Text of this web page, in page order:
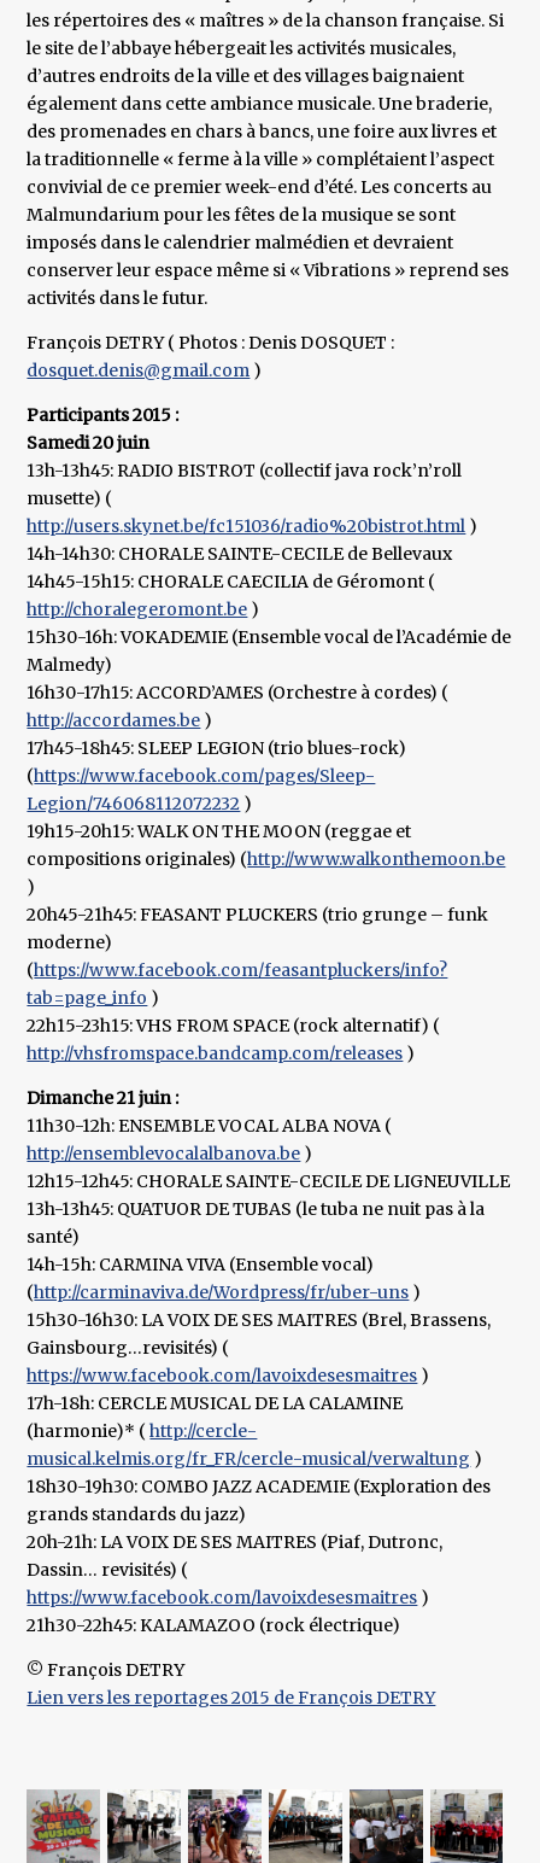
les répertoires des « maîtres » de la chanson française. Si
le site de l’abbaye hébergeait les activités musicales,
d’autres endroits de la ville et des villages baignaient
également dans cette ambiance musicale. Une braderie,
des promenades en chars à bancs, une foire aux livres et
la traditionnelle « ferme à la ville » complétaient l’aspect
convivial de ce premier week-end d’été. Les concerts au
Malmundarium pour les fêtes de la musique se sont
imposés dans le calendrier malmédien et devraient
conserver leur espace même si « Vibrations » reprend ses
activités dans le futur.
François DETRY ( Photos : Denis DOSQUET :
dosquet.denis@gmail.com )
Participants 2015 :
Samedi 20 juin
13h-13h45: RADIO BISTROT (collectif java rock’n’roll
musette) (
http://users.skynet.be/fc151036/radio%20bistrot.html )
14h-14h30: CHORALE SAINTE-CECILE de Bellevaux
14h45-15h15: CHORALE CAECILIA de Géromont (
http://choralegeromont.be )
15h30-16h: VOKADEMIE (Ensemble vocal de l’Académie de
Malmedy)
16h30-17h15: ACCORD’AMES (Orchestre à cordes) (
http://accordames.be )
17h45-18h45: SLEEP LEGION (trio blues-rock)
(https://www.facebook.com/pages/Sleep-
Legion/746068112072232 )
19h15-20h15: WALK ON THE MOON (reggae et
compositions originales) (http://www.walkonthemoon.be
)
20h45-21h45: FEASANT PLUCKERS (trio grunge – funk
moderne)
(https://www.facebook.com/feasantpluckers/info?
tab=page_info )
22h15-23h15: VHS FROM SPACE (rock alternatif) (
http://vhsfromspace.bandcamp.com/releases )
Dimanche 21 juin :
11h30-12h: ENSEMBLE VOCAL ALBA NOVA (
http://ensemblevocalalbanova.be )
12h15-12h45: CHORALE SAINTE-CECILE DE LIGNEUVILLE
13h-13h45: QUATUOR DE TUBAS (le tuba ne nuit pas à la
santé)
14h-15h: CARMINA VIVA (Ensemble vocal)
(http://carminaviva.de/Wordpress/fr/uber-uns )
15h30-16h30: LA VOIX DE SES MAITRES (Brel, Brassens,
Gainsbourg…revisités) (
https://www.facebook.com/lavoixdesesmaitres )
17h-18h: CERCLE MUSICAL DE LA CALAMINE
(harmonie)* (http://cercle-
musical.kelmis.org/fr_FR/cercle-musical/verwaltung )
18h30-19h30: COMBO JAZZ ACADEMIE (Exploration des
grands standards du jazz)
20h-21h: LA VOIX DE SES MAITRES (Piaf, Dutronc,
Dassin… revisités) (
https://www.facebook.com/lavoixdesesmaitres )
21h30-22h45: KALAMAZOO (rock électrique)
© François DETRY
Lien vers les reportages 2015 de François DETRY